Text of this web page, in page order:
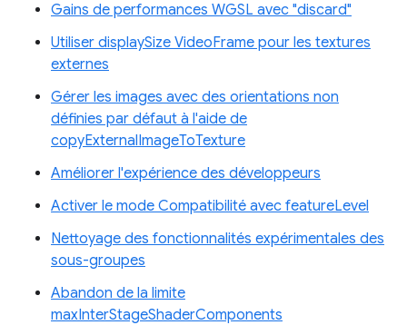
Gains de performances WGSL avec "discard"
Utiliser displaySize VideoFrame pour les textures
externes
Gérer les images avec des orientations non
définies par défaut à l'aide de
copyExternalImageToTexture
Améliorer l'expérience des développeurs
Activer le mode Compatibilité avec featureLevel
Nettoyage des fonctionnalités expérimentales des
sous-groupes
Abandon de la limite
maxInterStageShaderComponents